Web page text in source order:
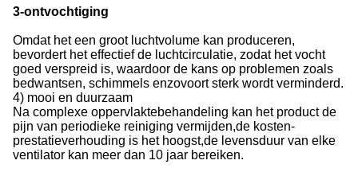
3-ontvochtiging
Omdat het een groot luchtvolume kan produceren,
bevordert het effectief de luchtcirculatie, zodat het vocht
goed verspreid is, waardoor de kans op problemen zoals
bedwantsen, schimmels enzovoort sterk wordt verminderd.
4) mooi en duurzaam
Na complexe oppervlaktebehandeling kan het product de
pijn van periodieke reiniging vermijden,de kosten-
prestatieverhouding is het hoogst,de levensduur van elke
ventilator kan meer dan 10 jaar bereiken.